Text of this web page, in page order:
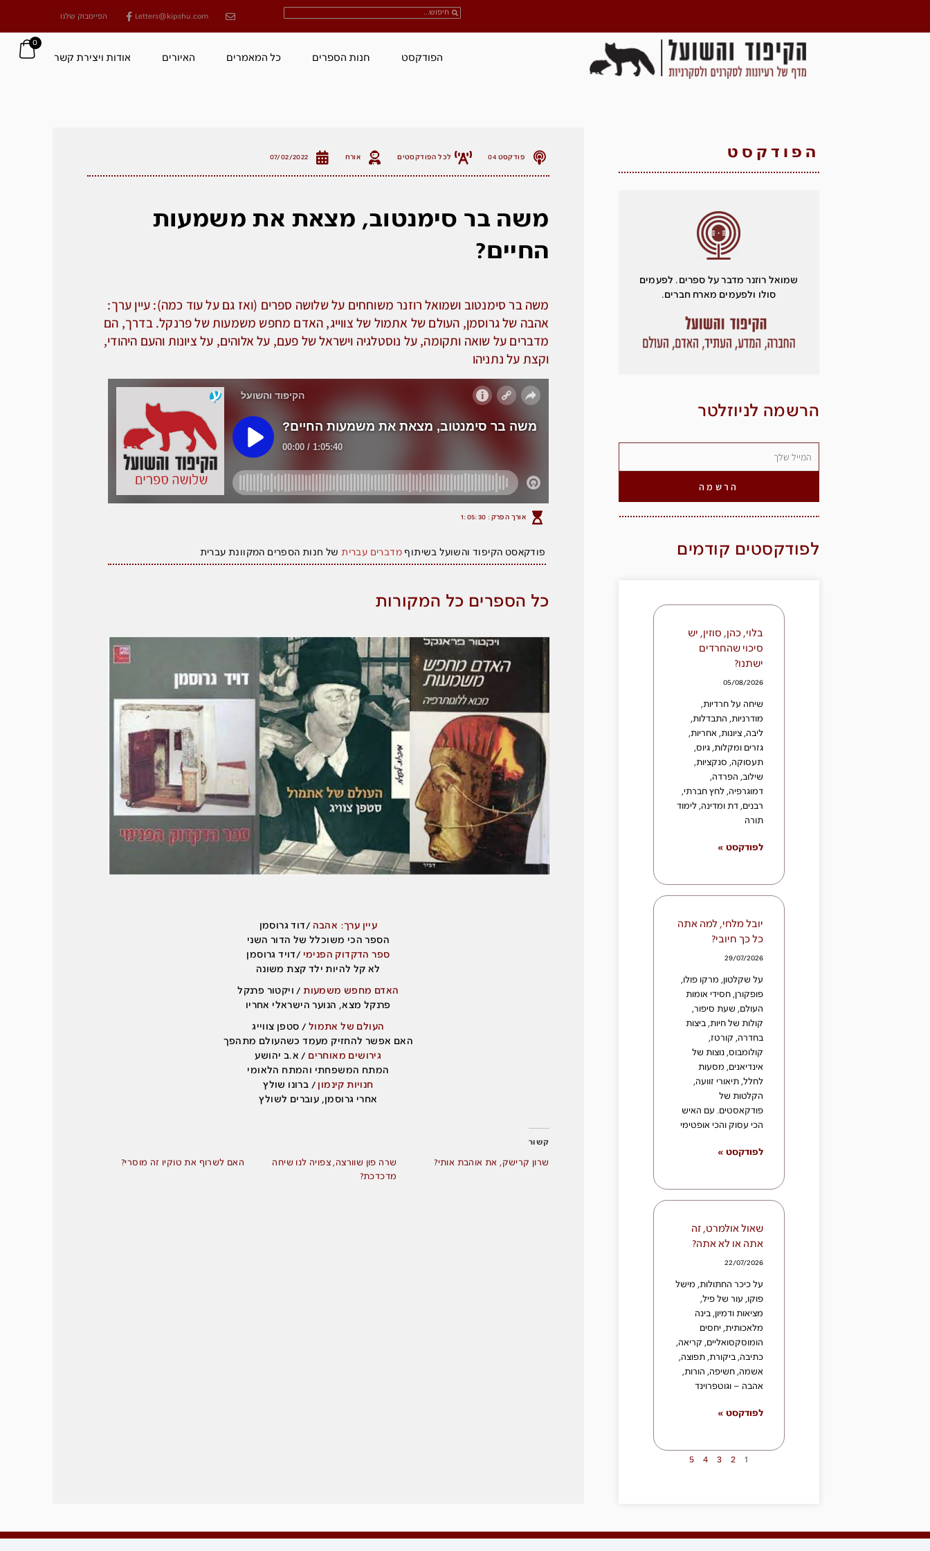
Letters@kipshu.com הפייסבוק שלנו
הפודקסט חנות הספרים כל המאמרים האיורים אודות ויצירת קשר
0
הפודקסט
שמואל רוזנר מדבר על ספרים. לפעמים
סולו ולפעמים מארח חברים.
הרשמה לניוזלטר
הרשמה
לפודקסטים קודמים
בלוי, כהן, סוזין, יש
סיכוי שהחרדים
ישתנו?
05/08/2026
שיחה על חרדיות,
מודרניות, התבדלות,
ליבה, ציונות, אחריות,
גזרים ומקלות, גיוס,
תעסוקה, סנקציות,
שילוב, הפרדה,
דמוגרפיה, לחץ חברתי,
רבנים, דת ומדינה, לימוד
תורה
לפודקסט »
יובל מלחי, למה אתה
כל כך חיובי?
29/07/2026
על שקלטון, מרקו פולו,
פופקורן, חסידי אומות
העולם, שעת סיפור,
קולות של חיות, ביצות
בחדרה, קורטז,
קולומבוס, נוצות של
אינדיאנים, מסעות
לחלל, תיאורי זוועה,
הקלטות של
פודקאסטים. עם האיש
הכי עסוק והכי אופטימי
לפודקסט »
שאול אולמרט, זה
אתה או לא אתה?
22/07/2026
על כיכר החתולות, מישל
פוקו, עור של פיל,
מציאות ודמיון, בינה
מלאכותית, יחסים
הומוסקסואליים, קריאה,
כתיבה, ביקורת, תפוצה,
אשמה, חשיפה, הורות,
אהבה – וגוטפרוינד
לפודקסט »
1
2
3
4
5
פודקסט 04 לכל הפודקסטים אורח 07/02/2022
משה בר סימנטוב, מצאת את משמעות
החיים?
משה בר סימנטוב ושמואל רוזנר משוחחים על שלושה ספרים (ואז גם על עוד כמה): עיין ערך:
אהבה של גרוסמן, העולם של אתמול של צווייג, האדם מחפש משמעות של פרנקל. בדרך, הם
מדברים על שואה ותקומה, על נוסטלגיה וישראל של פעם, על אלוהים, על ציונות והעם היהודי,
וקצת על נתניהו
אורך הפרק: 1:05:30
פודקאסט הקיפוד והשועל בשיתוף מדברים עברית של חנות הספרים המקוונת עברית
כל הספרים כל המקורות
עיין ערך: אהבה /דוד גרוסמן
הספר הכי משוכלל של הדור השני
ספר הדקדוק הפנימי /דויד גרוסמן
לא קל להיות ילד קצת משונה
האדם מחפש משמעות/ ויקטור פרנקל
פרנקל מצא, הנוער הישראלי אחריו
העולם של אתמול / סטפן צווייג
האם אפשר להחזיק מעמד כשהעולם מתהפך
גירושים מאוחרים / א.ב יהושע
המתח המשפחתי והמתח הלאומי
חנויות קינמון / ברונו שולץ
אחרי גרוסמן, עוברים לשולץ
קשור
שרון קרישק, את אוהבת אותי?
שרה פון שוורצה, צפויה לנו שיחה
מדכדכת?
האם לשרוף את טוקיו זה מוסרי?